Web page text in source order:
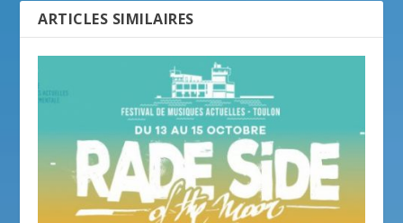
ARTICLES SIMILAIRES